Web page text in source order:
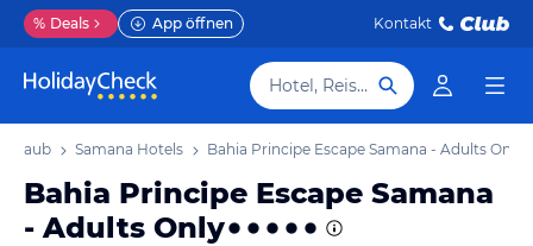
% Deals App öffnen Kontakt
Hotel, Reiseziel
Urlaub Samana Hotels Bahia Principe Escape Samana - Adults Only
Bahia Principe Escape Samana
- Adults Only